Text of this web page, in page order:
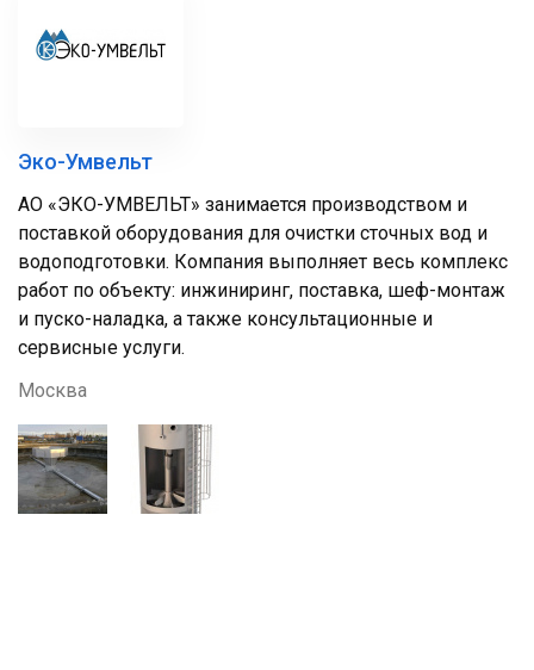
Эко-Умвельт
АО «ЭКО-УМВЕЛЬТ» занимается производством и
поставкой оборудования для очистки сточных вод и
водоподготовки. Компания выполняет весь комплекс
работ по объекту: инжиниринг, поставка, шеф-монтаж
и пуско-наладка, а также консультационные и
сервисные услуги.
Москва